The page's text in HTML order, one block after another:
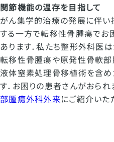
関節機能の温存を目指して
がん集学的治療の発展に伴
する一方で転移性骨腫瘍でお
あります．私たち整形外科医
転移性骨腫瘍や原発性骨軟部
液体窒素処理骨移植術を含
す．お困りの患者さんがおら
部腫瘍外科外来にご紹介いた